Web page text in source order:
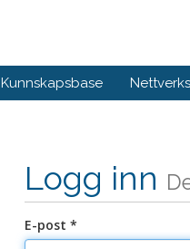
Kunnskapsbase
Logg inn
E-post *